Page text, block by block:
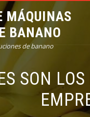
BANANO
de banano
SON